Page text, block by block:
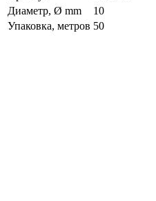
Диаметр, Ø mm
10
Упаковка, метров 50